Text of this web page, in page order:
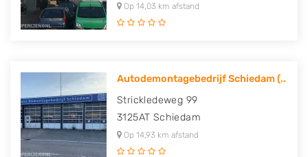
Op 14,03 km afstand
Autodemontagebedrijf Schiedam (..
Strickledeweg 99
3125AT Schiedam
Op 14,93 km afstand